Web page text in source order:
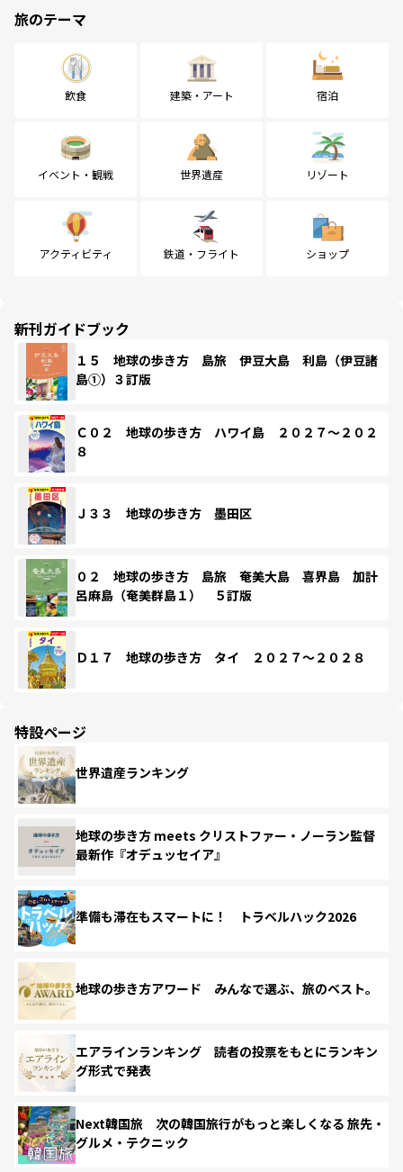
旅のテーマ
飲食 建築・アート 宿泊
イベント・観戦 世界遺産 リゾート
アクティビティ 鉄道・フライト ショップ
新刊ガイドブック
１５ 地球の歩き方 島旅 伊豆大島 利島（伊豆諸
島①）３訂版
Ｃ０２ 地球の歩き方 ハワイ島 ２０２７～２０２
８
Ｊ３３ 地球の歩き方 墨田区
０２ 地球の歩き方 島旅 奄美大島 喜界島 加計
呂麻島（奄美群島１） ５訂版
Ｄ１７ 地球の歩き方 タイ ２０２７～２０２８
特設ページ
世界遺産ランキング
地球の歩き方 meets クリストファー・ノーラン監督
最新作『オデュッセイア』
準備も滞在もスマートに！ トラベルハック2026
地球の歩き方アワード みんなで選ぶ、旅のベスト。
エアラインランキング 読者の投票をもとにランキン
グ形式で発表
Next韓国旅 次の韓国旅行がもっと楽しくなる 旅先・
グルメ・テクニック